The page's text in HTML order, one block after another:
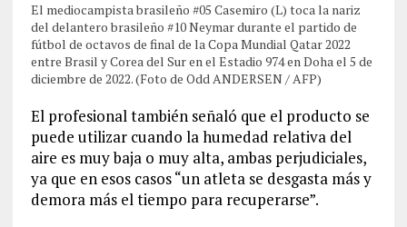
El mediocampista brasileño #05 Casemiro (L) toca la nariz
del delantero brasileño #10 Neymar durante el partido de
fútbol de octavos de final de la Copa Mundial Qatar 2022
entre Brasil y Corea del Sur en el Estadio 974 en Doha el 5 de
diciembre de 2022. (Foto de Odd ANDERSEN / AFP)
El profesional también señaló que el producto se
puede utilizar cuando la humedad relativa del
aire es muy baja o muy alta, ambas perjudiciales,
ya que en esos casos “un atleta se desgasta más y
demora más el tiempo para recuperarse”.